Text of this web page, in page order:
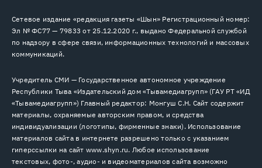
Сетевое издание «редакция газеты «Шын» Регистрационный номер:
Эл № ФС77 — 79833 от 25.12.2020 г., выдано Федеральной службой
по надзору в сфере связи, информационных технологий и массовых
коммуникаций.
Учредитель СМИ — Государственное автономное учреждение
Республики Тыва «Издательский дом «Тывамедиагрупп» (ГАУ РТ «ИД
«Тывамедиагрупп») Главный редактор: Монгуш С.Н. Сайт содержит
материалы, охраняемые авторским правом, и средства
индивидуализации (логотипы, фирменные знаки). Использование
материалов сайта в интернете разрешено только с указанием
гиперссылки на сайт www.shyn.ru. Любое использование
текстовых, фото-, аудио- и видеоматериалов сайта возможно